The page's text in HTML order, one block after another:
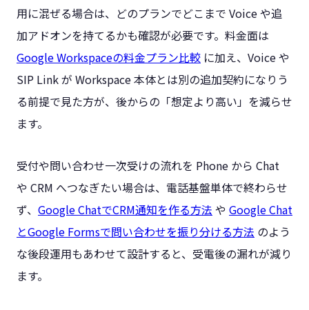
用に混ぜる場合は、どのプランでどこまで Voice や追
加アドオンを持てるかも確認が必要です。料金面は
Google Workspaceの料金プラン比較 に加え、Voice や
SIP Link が Workspace 本体とは別の追加契約になりう
る前提で見た方が、後からの「想定より高い」を減らせ
ます。
受付や問い合わせ一次受けの流れを Phone から Chat
や CRM へつなぎたい場合は、電話基盤単体で終わらせ
ず、 Google ChatでCRM通知を作る方法 や Google Chat
とGoogle Formsで問い合わせを振り分ける方法 のよう
な後段運用もあわせて設計すると、受電後の漏れが減り
ます。